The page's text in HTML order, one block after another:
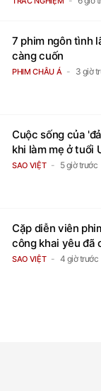
7 phim ngôn tình
càng cuốn
PHIM CHÂU Á 3 giờ
Cuộc sống của
khi làm mẹ ở tuổi
SAO VIỆT 5 giờ trước
Cặp diễn viên
công khai yêu đã
SAO VIỆT 4 giờ trước